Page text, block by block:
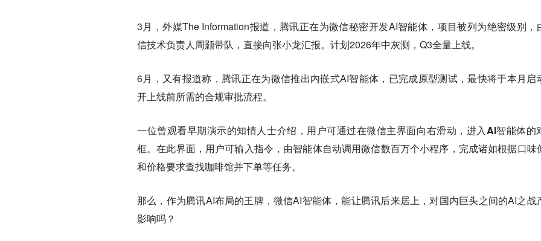
3月，外媒The Information报道，腾讯正在为微信秘密开发AI智能体，项目被列为绝密级别，
信技术负责人周颢带队，直接向张小龙汇报。计划2026年中灰测，Q3全量上线。
6月，又有报道称，腾讯正在为微信推出内嵌式AI智能体，已完成原型测试，最快将于本月启
开上线前所需的合规审批流程。
一位曾观看早期演示的知情人士介绍， 用户可通过在微信主界面向右滑动，进入AI智能体的
框。在此界面，用户可输入指令，由智能体自动调用微信数百万个小程序，完成诸如根据口味
和价格要求查找咖啡馆并下单等任务。
那么，作为腾讯AI布局的王牌，微信AI智能体，能让腾讯后来居上，对国内巨头之间的AI之战
影响吗？